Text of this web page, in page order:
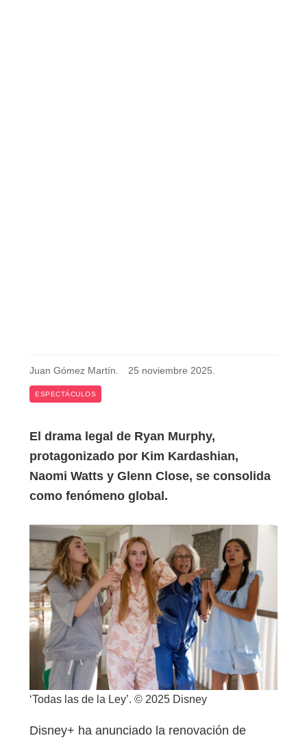
Juan Gómez Martín. 25 noviembre 2025.
ESPECTÁCULOS
El drama legal de Ryan Murphy,
protagonizado por Kim Kardashian,
Naomi Watts y Glenn Close, se consolida
como fenómeno global.
‘Todas las de la Ley’. © 2025 Disney
Disney+ ha anunciado la renovación de